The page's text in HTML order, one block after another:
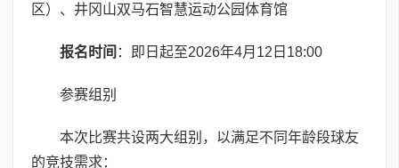
区）、井冈山双马石智慧运动公园体育馆
报名时间 ：即日起至2026年4月12日18:00
参赛组别
本次比赛共设两大组别，以满足不同年龄段球友
的竞技需求：